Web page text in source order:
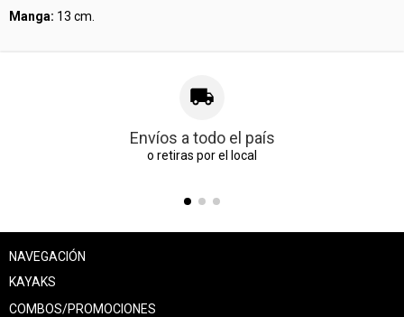
Manga: 13 cm.
Envíos a todo el país
o retiras por el local
NAVEGACIÓN
KAYAKS
COMBOS/PROMOCIONES